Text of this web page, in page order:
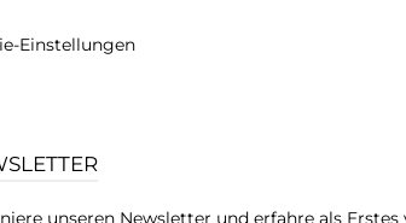
Einstellungen
unseren Newsletter und erfahre als